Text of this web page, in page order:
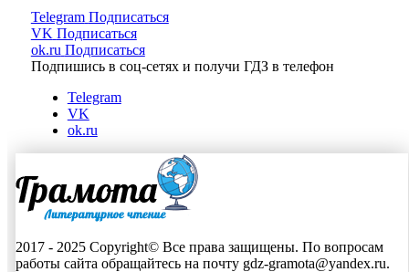
Telegram Подписаться
VK Подписаться
ok.ru Подписаться
Подпишись в соц-сетях и получи ГДЗ в телефон
Telegram
VK
ok.ru
2017 - 2025 Copyright© Все права защищены. По вопросам
работы сайта обращайтесь на почту gdz-gramota@yandex.ru.